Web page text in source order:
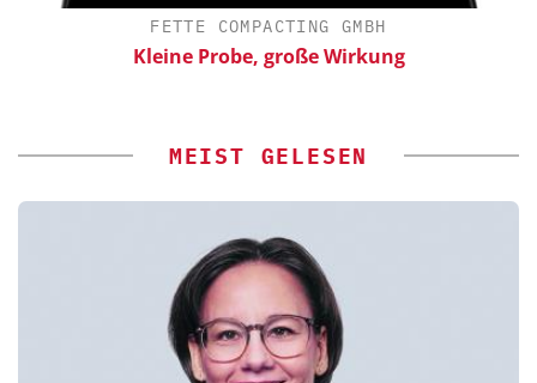
FETTE COMPACTING GMBH
Kleine Probe, große Wirkung
MEIST GELESEN